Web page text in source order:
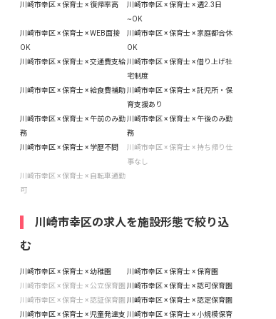
川崎市幸区 × 保育士 × 復帰率高
川崎市幸区 × 保育士 × 週2.3日
~OK
川崎市幸区 × 保育士 × WEB面接
OK
川崎市幸区 × 保育士 × 家庭都合休
OK
川崎市幸区 × 保育士 × 交通費支給川崎市幸区 × 保育士 × 借り上げ社
宅制度
川崎市幸区 × 保育士 × 給食費補助川崎市幸区 × 保育士 × 託児所・保
育支援あり
川崎市幸区 × 保育士 × 午前のみ勤
務
川崎市幸区 × 保育士 × 午後のみ勤
務
川崎市幸区 × 保育士 × 学歴不問
川崎市幸区 × 保育士 × 持ち帰り仕
事なし
川崎市幸区 × 保育士 × 自転車通勤
可
川崎市幸区の求人を施設形態で絞り込
む
川崎市幸区 × 保育士 × 幼稚園
川崎市幸区 × 保育士 × 保育園
川崎市幸区 × 保育士 × 公立保育園 川崎市幸区 × 保育士 × 認可保育園
川崎市幸区 × 保育士 × 認証保育園 川崎市幸区 × 保育士 × 認定保育園
川崎市幸区 × 保育士 × 児童発達支 川崎市幸区 × 保育士 × 小規模保育